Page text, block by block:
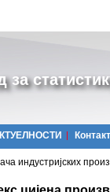
за
Контакт
индустријских